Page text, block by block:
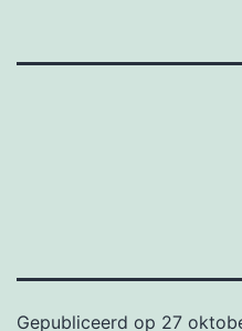
Gepubliceerd op 27